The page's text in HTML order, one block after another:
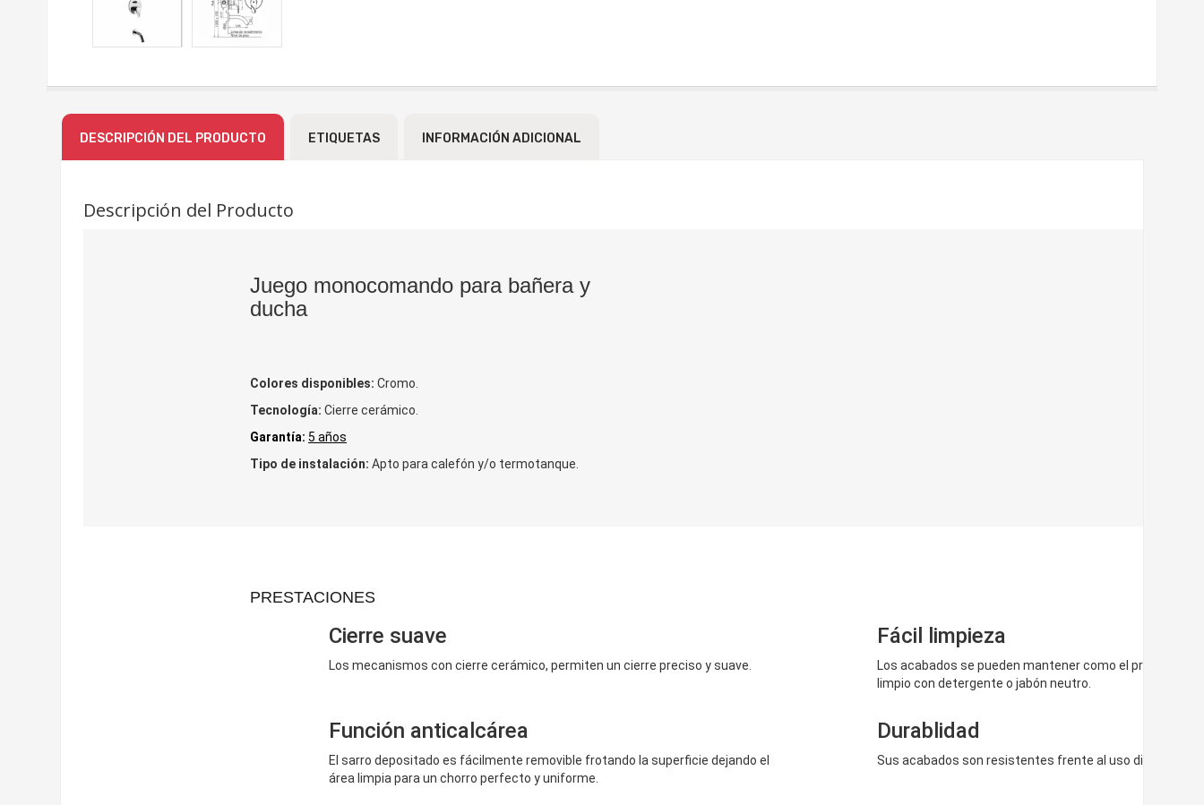
DESCRIPCIÓN DEL PRODUCTO ETIQUETAS INFORMACIÓN ADICIONAL
Descripción del Producto
Juego monocomando para bañera y
ducha
Colores disponibles: Cromo.
Tecnología: Cierre cerámico.
Garantía: 5 años
Tipo de instalación: Apto para calefón y/o termotanque.
PRESTACIONES
Cierre suave
Los mecanismos con cierre cerámico, permiten un cierre preciso y suave.
Fácil limpieza
Los acabados se pueden mantener como el primer día
limpio con detergente o jabón neutro.
Función anticalcárea
El sarro depositado es fácilmente removible frotando la superficie dejando el
área limpia para un chorro perfecto y uniforme.
Durablidad
Sus acabados son resistentes frente al uso diario.